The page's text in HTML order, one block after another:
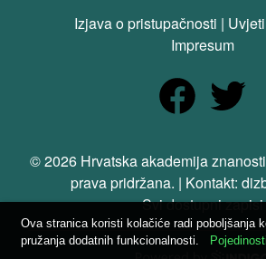
Izjava o pristupačnosti |
Impresum
© 2026 Hrvatska akademija znanosti
prava pridržana. | Kontakt:
Svi dostupni zapisi
Ova stranica koristi kolačiće radi poboljšanja
pružanja dodatnih funkcionalnosti.
Pojedinosti